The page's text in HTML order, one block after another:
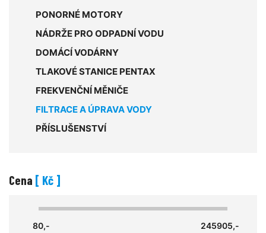
PONORNÉ MOTORY
NÁDRŽE PRO ODPADNÍ VODU
DOMÁCÍ VODÁRNY
TLAKOVÉ STANICE PENTAX
FREKVENČNÍ MĚNIČE
FILTRACE A ÚPRAVA VODY
PŘÍSLUŠENSTVÍ
Cena [ Kč ]
80,- 245905,-